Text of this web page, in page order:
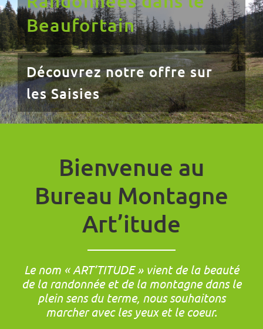
Randonnées dans le Val
d'Arly
Découvrez notre offre sur
Crest-Voland
Bienvenue au
Bureau Montagne
Art’itude
Le nom « ART’TITUDE » vient de la beauté
de la randonnée et de la montagne dans le
plein sens du terme, nous souhaitons
marcher avec les yeux et le coeur.